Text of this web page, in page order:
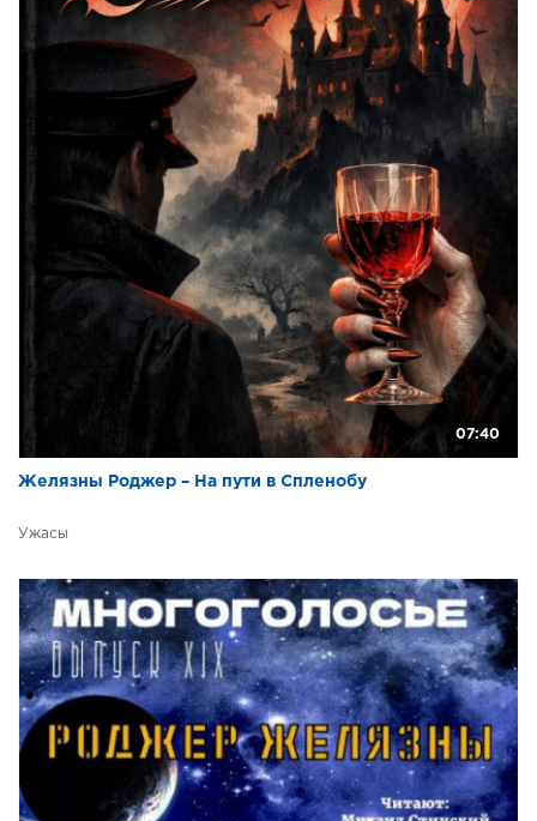
07:40
Желязны Роджер – На пути в Спленобу
Ужасы